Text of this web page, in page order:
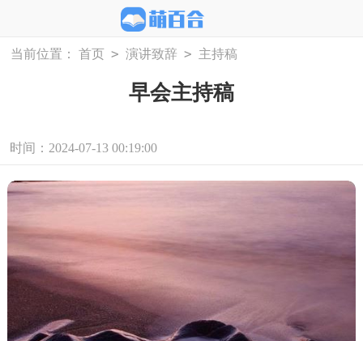
当前位置： 首页 > 演讲致辞 > 主持稿
早会主持稿
时间：2024-07-13 00:19:00